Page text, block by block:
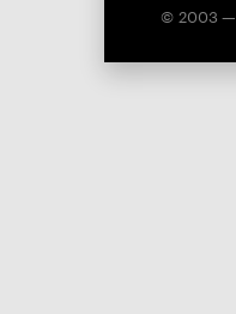
© 2003 —